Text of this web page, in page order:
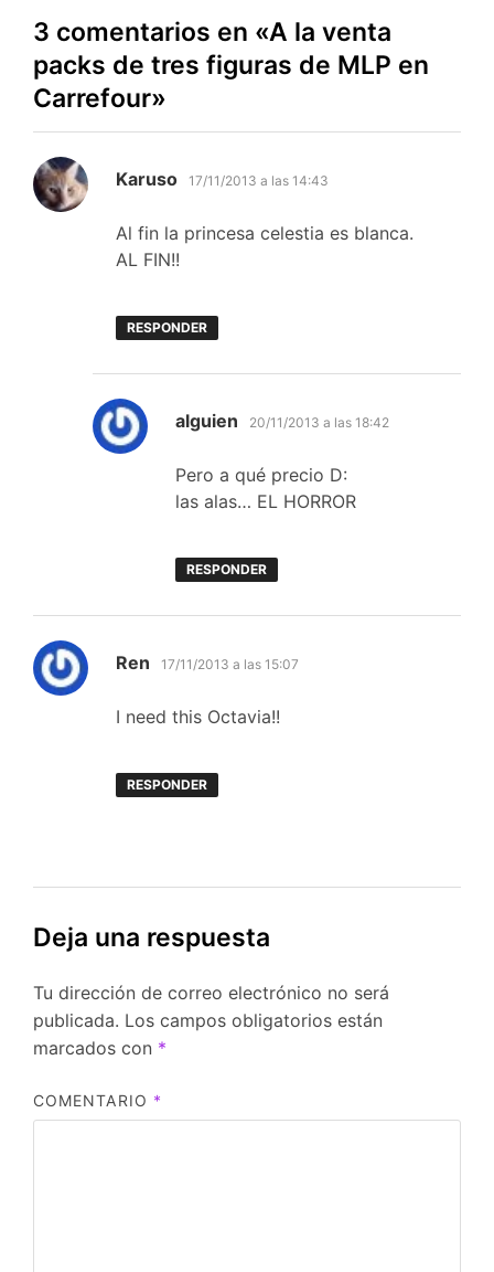
3 comentarios en «A la venta
packs de tres figuras de MLP en
Carrefour»
Karuso dice:
17/11/2013 a las 14:43
Al fin la princesa celestia es blanca.
AL FIN!!
RESPONDER
alguien dice:
20/11/2013 a las 18:42
Pero a qué precio D:
las alas… EL HORROR
RESPONDER
Ren dice:
17/11/2013 a las 15:07
I need this Octavia!!
RESPONDER
Deja una respuesta
Tu dirección de correo electrónico no será
publicada. Los campos obligatorios están
marcados con *
COMENTARIO *